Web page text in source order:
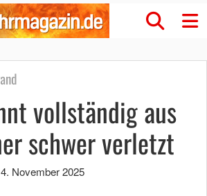
vollständig aus
schwer verletzt
November 2025